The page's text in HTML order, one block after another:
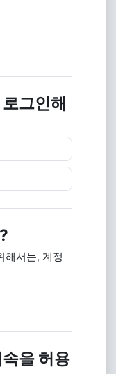
그인해
해서는, 계정
을 허용